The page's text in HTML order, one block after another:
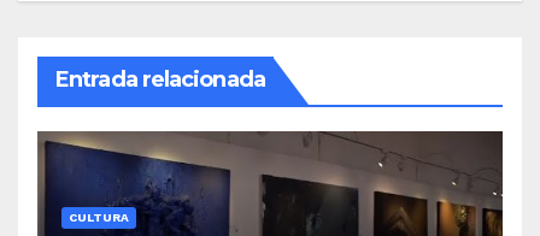
Entrada relacionada
CULTURA